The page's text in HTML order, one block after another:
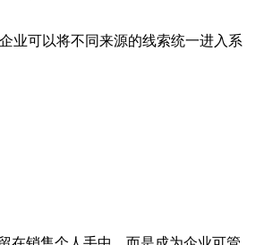
业可以将不同来源的线索统一进入系